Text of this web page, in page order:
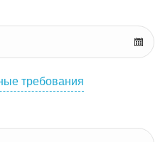
требования